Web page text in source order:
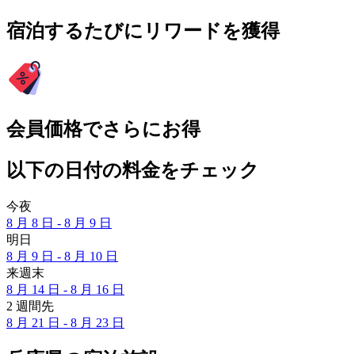
宿泊するたびにリワードを獲得
会員価格でさらにお得
以下の日付の料金をチェック
今夜
8 月 8 日 - 8 月 9 日
明日
8 月 9 日 - 8 月 10 日
来週末
8 月 14 日 - 8 月 16 日
2 週間先
8 月 21 日 - 8 月 23 日